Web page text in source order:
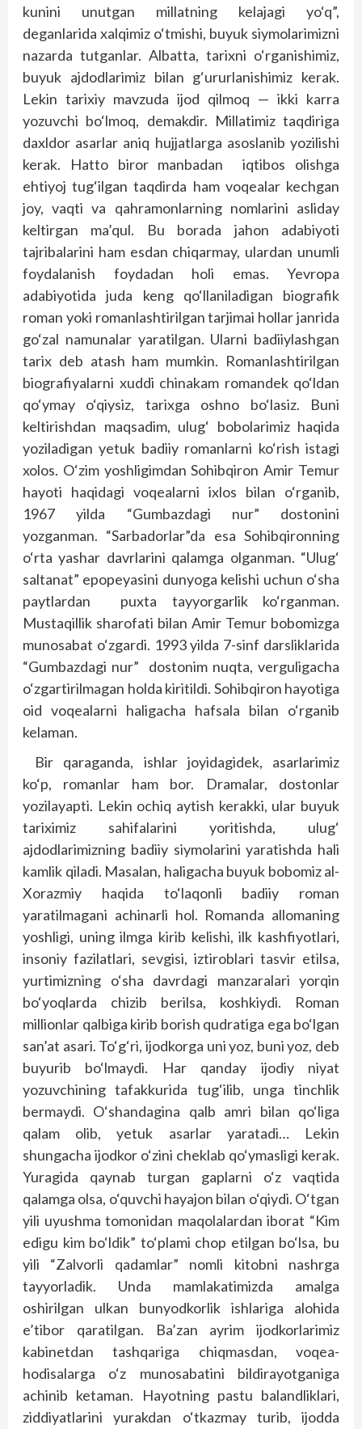
kunini unutgan millatning kelajagi yo‘q”,
deganlarida xalqimiz o‘tmishi, buyuk siymolarimizni
nazarda tutganlar. Albatta, tarixni o‘rganishimiz,
buyuk ajdodlarimiz bilan g‘ururlanishimiz kerak.
Lekin tarixiy mavzuda ijod qilmoq — ikki karra
yozuvchi bo‘lmoq, demakdir. Millatimiz taqdiriga
daxldor asarlar aniq hujjatlarga asoslanib yozilishi
kerak. Hatto biror manbadan iqtibos olishga
ehtiyoj tug‘ilgan taqdirda ham voqealar kechgan
joy, vaqti va qahramonlarning nomlarini asliday
keltirgan ma’qul. Bu borada jahon adabiyoti
tajribalarini ham esdan chiqarmay, ulardan unumli
foydalanish foydadan holi emas. Yevropa
adabiyotida juda keng qo‘llaniladigan biografik
roman yoki romanlashtirilgan tarjimai hollar janrida
go‘zal namunalar yaratilgan. Ularni badiiylashgan
tarix deb atash ham mumkin. Romanlashtirilgan
biografiyalarni xuddi chinakam romandek qo‘ldan
qo‘ymay o‘qiysiz, tarixga oshno bo‘lasiz. Buni
keltirishdan maqsadim, ulug‘ bobolarimiz haqida
yoziladigan yetuk badiiy romanlarni ko‘rish istagi
xolos. O‘zim yoshligimdan Sohibqiron Amir Temur
hayoti haqidagi voqealarni ixlos bilan o‘rganib,
1967 yilda “Gumbazdagi nur” dostonini
yozganman. “Sarbadorlar”da esa Sohibqironning
o‘rta yashar davrlarini qalamga olganman. “Ulug‘
saltanat” epopeyasini dunyoga kelishi uchun o‘sha
paytlardan puxta tayyorgarlik ko‘rganman.
Mustaqillik sharofati bilan Amir Temur bobomizga
munosabat o‘zgardi. 1993 yilda 7-sinf darsliklarida
“Gumbazdagi nur” dostonim nuqta, verguligacha
o‘zgartirilmagan holda kiritildi. Sohibqiron hayotiga
oid voqealarni haligacha hafsala bilan o‘rganib
kelaman.
Bir qaraganda, ishlar joyidagidek, asarlarimiz
ko‘p, romanlar ham bor. Dramalar, dostonlar
yozilayapti. Lekin ochiq aytish kerakki, ular buyuk
tariximiz sahifalarini yoritishda, ulug‘
ajdodlarimizning badiiy siymolarini yaratishda hali
kamlik qiladi. Masalan, haligacha buyuk bobomiz al-
Xorazmiy haqida to‘laqonli badiiy roman
yaratilmagani achinarli hol. Romanda allomaning
yoshligi, uning ilmga kirib kelishi, ilk kashfiyotlari,
insoniy fazilatlari, sevgisi, iztiroblari tasvir etilsa,
yurtimizning o‘sha davrdagi manzaralari yorqin
bo‘yoqlarda chizib berilsa, koshkiydi. Roman
millionlar qalbiga kirib borish qudratiga ega bo‘lgan
san’at asari. To‘g‘ri, ijodkorga uni yoz, buni yoz, deb
buyurib bo‘lmaydi. Har qanday ijodiy niyat
yozuvchining tafakkurida tug‘ilib, unga tinchlik
bermaydi. O‘shandagina qalb amri bilan qo‘liga
qalam olib, yetuk asarlar yaratadi… Lekin
shungacha ijodkor o‘zini cheklab qo‘ymasligi kerak.
Yuragida qaynab turgan gaplarni o‘z vaqtida
qalamga olsa, o‘quvchi hayajon bilan o‘qiydi. O‘tgan
yili uyushma tomonidan maqolalardan iborat “Kim
edigu kim bo‘ldik” to‘plami chop etilgan bo‘lsa, bu
yili “Zalvorli qadamlar” nomli kitobni nashrga
tayyorladik. Unda mamlakatimizda amalga
oshirilgan ulkan bunyodkorlik ishlariga alohida
e’tibor qaratilgan. Ba’zan ayrim ijodkorlarimiz
kabinetdan tashqariga chiqmasdan, voqea-
hodisalarga o‘z munosabatini bildirayotganiga
achinib ketaman. Hayotning pastu balandliklari,
ziddiyatlarini yurakdan o‘tkazmay turib, ijodda